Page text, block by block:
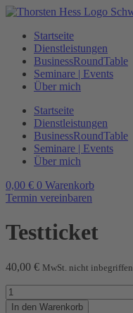
Zum
wechselnStartseite
Dienstleistungen
BusinessRoundTable
Seminare | Events
Über mich
Startseite
Dienstleistungen
BusinessRoundTable
Seminare | Events
Über mich
0,00 € 0 Warenkorb
Termin vereinbaren
Testticket
40,00 € MwSt. nicht inbegriffen
Testticket
Menge
In den Warenkorb